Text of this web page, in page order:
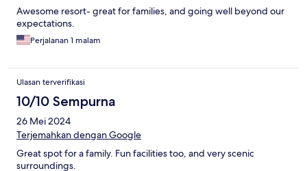
Awesome resort- great for families, and going well beyond our
expectations.
Perjalanan 1 malam
Ulasan terverifikasi
10/10 Sempurna
26 Mei 2024
Terjemahkan dengan Google
Great spot for a family. Fun facilities too, and very scenic
surroundings.